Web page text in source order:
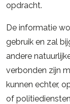
opdracht.
De informatie
gebruik en zal
andere
verbonden zijn
kunnen echter,
of